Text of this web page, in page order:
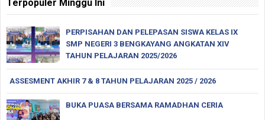
Terpopuler Minggu Ini
PERPISAHAN DAN PELEPASAN SISWA KELAS IX
SMP NEGERI 3 BENGKAYANG ANGKATAN XIV
TAHUN PELAJARAN 2025/2026
ASSESMENT AKHIR 7 & 8 TAHUN PELAJARAN 2025 / 2026
BUKA PUASA BERSAMA RAMADHAN CERIA